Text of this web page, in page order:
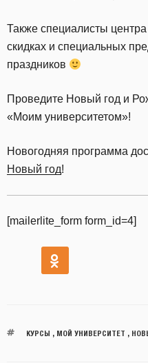
Также специалисты
скидках и специальных
праздников
Проведите Новый год и
«Моим университетом»!
Новогодняя программа
Новый год!
[mailerlite_form form_id=4]
КУРСЫ , МОЙ УНИВЕРСИТЕТ ,